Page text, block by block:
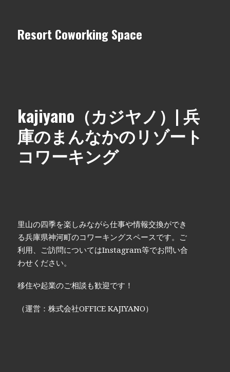
Resort Coworking Space
kajiyano（カジヤノ）| 兵
庫のまんなかのリゾート
コワーキング
里山の四季を楽しみながら仕事や情報交換ができ
る兵庫県神河町のコワーキングスペースです。ご
利用、ご訪問についてはInstagram等でお問い合
わせください。
移住や起業のご相談も歓迎です！
（運営：株式会社OFFICE KAJIYANO）